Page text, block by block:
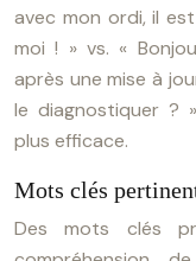
avec mon ordi, il
moi ! » vs. «
après une mise à
le diagnostiquer ?
plus efficace.
Mots clés
Des mots clés